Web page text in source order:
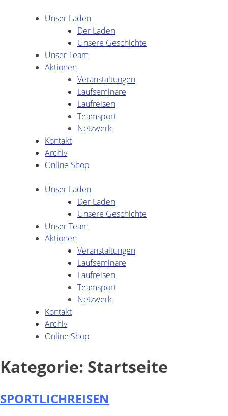
Unser Laden
Der Laden
Unsere Geschichte
Unser Team
Aktionen
Veranstaltungen
Laufseminare
Laufreisen
Teamsport
Netzwerk
Kontakt
Archiv
Online Shop
Unser Laden
Der Laden
Unsere Geschichte
Unser Team
Aktionen
Veranstaltungen
Laufseminare
Laufreisen
Teamsport
Netzwerk
Kontakt
Archiv
Online Shop
Kategorie: Startseite
SPORTLICHREISEN